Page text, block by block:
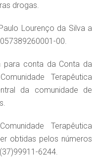
drogas.
Lourenço da Silva a
00.
para conta da Conta da
Terapêutica
da comunidade de
Terapêutica
obtidas pelos números
6244.